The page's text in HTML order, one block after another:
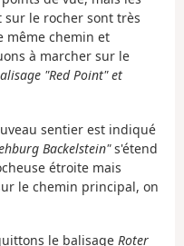
le rocher sont très
même chemin et
à marcher sur le
"Red Point" et
sentier est indiqué
Backelstein"s'étend
étroite mais
le chemin principal, on
le balisage Roter